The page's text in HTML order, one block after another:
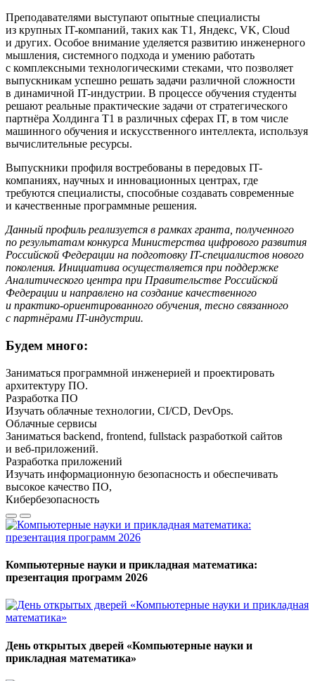
Преподавателями выступают опытные специалисты
из крупных IT-компаний, таких как Т1, Яндекс, VK, Cloud
и других. Особое внимание уделяется развитию инженерного
мышления, системного подхода и умению работать
с комплексными технологическими стеками, что позволяет
выпускникам успешно решать задачи различной сложности
в динамичной IT-индустрии. В процессе обучения студенты
решают реальные практические задачи от стратегического
партнёра Холдинга Т1 в различных сферах IT, в том числе
машинного обучения и искусственного интеллекта, используя
вычислительные ресурсы.
Выпускники профиля востребованы в передовых IT-
компаниях, научных и инновационных центрах, где
требуются специалисты, способные создавать современные
и качественные программные решения.
Данный профиль реализуется в рамках гранта, полученного
по результатам конкурса Министерства цифрового развития
Российской Федерации на подготовку IT-специалистов нового
поколения. Инициатива осуществляется при поддержке
Аналитического центра при Правительстве Российской
Федерации и направлено на создание качественного
и практико-ориентированного обучения, тесно связанного
с партнёрами IT-индустрии.
Будем много:
Заниматься программной инженерией и проектировать
архитектуру ПО.
Разработка ПО
Изучать облачные технологии, CI/CD, DevOps.
Облачные сервисы
Заниматься backend, frontend, fullstack разработкой сайтов
и веб-приложений.
Разработка приложений
Изучать информационную безопасность и обеспечивать
высокое качество ПО,
Кибербезопасность
Компьютерные науки и прикладная математика:
презентация программ 2026
День открытых дверей «Компьютерные науки и
прикладная математика»